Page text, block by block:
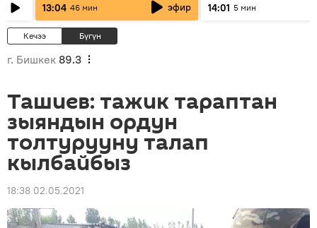
13:04 46 мин эфир
14:01 5 мин
Кечээ Бүгүн
г. Бишкек 89.3
Ташиев: тажик тараптан
зыяндын ордун
толтурууну талап
кылбайбыз
18:38 02.05.2021